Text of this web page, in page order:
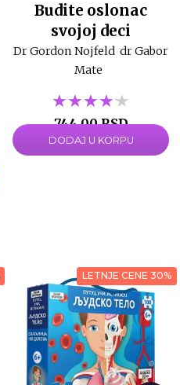
Budite oslonac
svojoj deci
Dr Gordon Nojfeld dr Gabor
Mate
★★★★★
★★★★★
★★★★★
744,00 RSD
1.240,00 RSD
DODAJ U KORPU
LETNJE CENE 30%